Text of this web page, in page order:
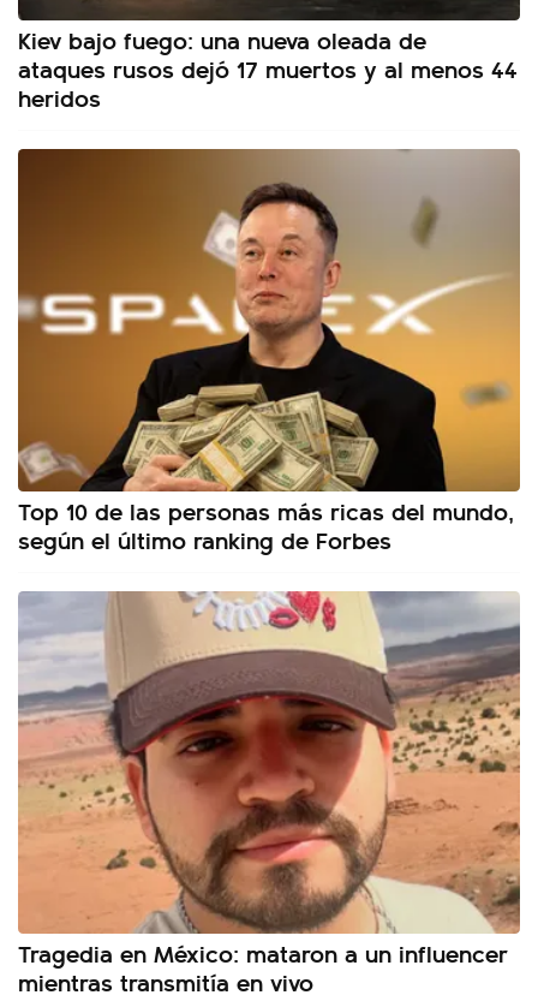
Kiev bajo fuego: una nueva oleada de
ataques rusos dejó 17 muertos y al menos 44
heridos
Top 10 de las personas más ricas del mundo,
según el último ranking de Forbes
Tragedia en México: mataron a un influencer
mientras transmitía en vivo